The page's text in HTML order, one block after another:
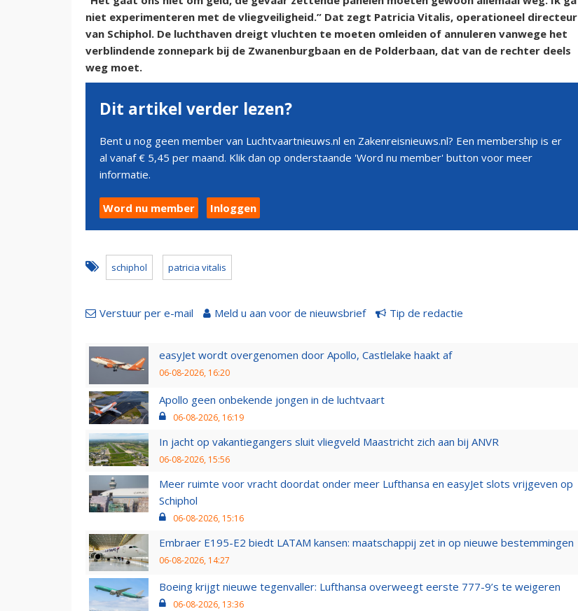
niet experimenteren met de vliegveiligheid.” Dat zegt Patricia Vitalis, operationeel directeur
van Schiphol. De luchthaven dreigt vluchten te moeten omleiden of annuleren vanwege het
verblindende zonnepark bij de Zwanenburgbaan en de Polderbaan, dat van de rechter deels
weg moet.
Dit artikel verder lezen?
Bent u nog geen member van Luchtvaartnieuws.nl en Zakenreisnieuws.nl? Een membership is er
al vanaf € 5,45 per maand. Klik dan op onderstaande 'Word nu member' button voor meer
informatie.
Word nu member Inloggen
schiphol patricia vitalis
Verstuur per e-mail Meld u aan voor de nieuwsbrief Tip de redactie
easyJet wordt overgenomen door Apollo, Castlelake haakt af
06-08-2026, 16:20
Apollo geen onbekende jongen in de luchtvaart
06-08-2026, 16:19
In jacht op vakantiegangers sluit vliegveld Maastricht zich aan bij ANVR
06-08-2026, 15:56
Meer ruimte voor vracht doordat onder meer Lufthansa en easyJet slots vrijgeven op
Schiphol
06-08-2026, 15:16
Embraer E195-E2 biedt LATAM kansen: maatschappij zet in op nieuwe bestemmingen
06-08-2026, 14:27
Boeing krijgt nieuwe tegenvaller: Lufthansa overweegt eerste 777-9’s te weigeren
06-08-2026, 13:36